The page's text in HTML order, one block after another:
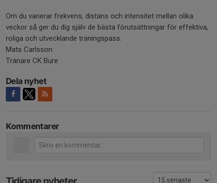
Om du varierar frekvens, distans och intensitet mellan olika
veckor så ger du dig själv de bästa förutsättningar för effektiva,
roliga och utvecklande träningspass.
Mats Carlsson
Tränare CK Bure
Dela nyhet
Kommentarer